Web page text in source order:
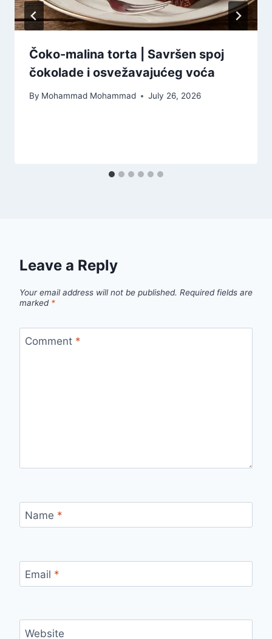
Čoko-malina torta | Savršen spoj
čokolade i osvežavajućeg voća
By Mohammad Mohammad July 26, 2026
Leave a Reply
Your email address will not be published. Required fields are
marked *
Comment *
Name *
Email *
Website